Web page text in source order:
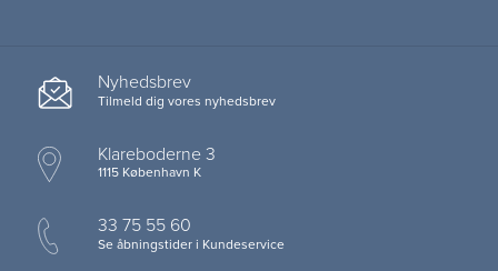
Nyhedsbrev
Tilmeld dig vores nyhedsbrev
Klareboderne 3
1115 København K
33 75 55 60
Se åbningstider i Kundeservice